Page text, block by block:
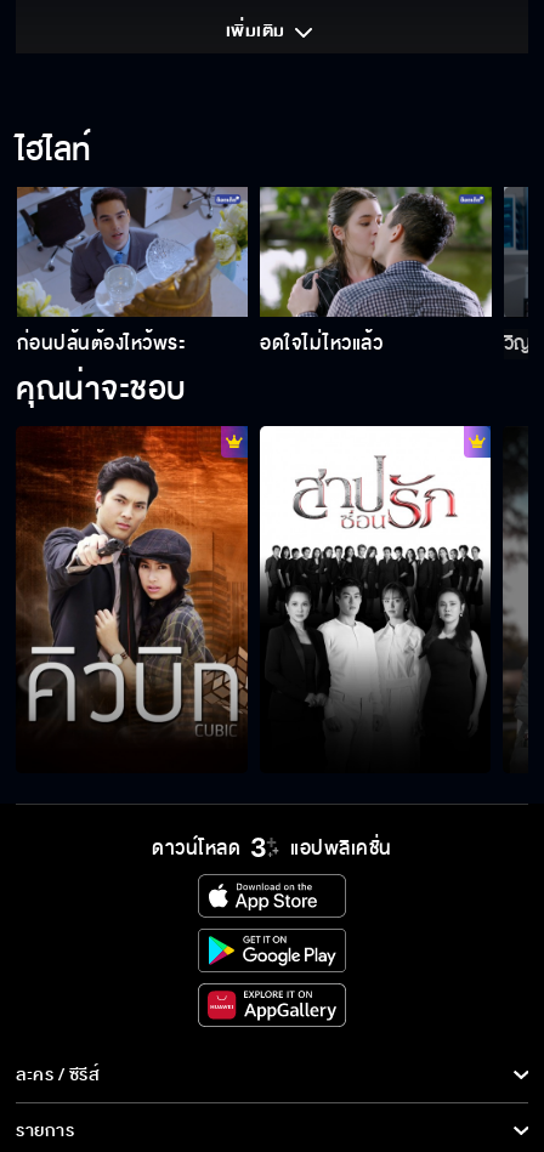
คนที่รักชัชคือพรตหรือเปล่า
ผมไม่เคยโกรธพี่เลย
เหนื่อยที่จะสู้ต่อไปแล้ว
คนที่ชัชรักก็คือพรต
ขอสิงร่างหน่อย
ผมป่าวนะครับหมอ
พลังน้ำปลาร้า
สงบจิตสงบใจ
เพิ่มเติม
ไฮไลท์
ก่อนปล้นต้องไหว้พระ อดใจไม่ไหวแล้ว วิญ
คุณน่าจะชอบ
ดาวน์โหลด แอปพลิเคชั่น
ละคร / ซีรีส์
ละคร/ซีรีส์
รายการ